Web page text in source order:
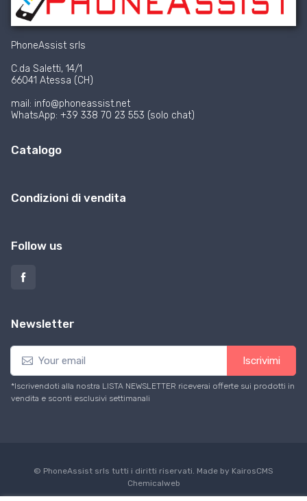
PhoneAssist srls
C.da Saletti, 14/1
66041 Atessa (CH)
mail: info@phoneassist.net
WhatsApp: +39 338 70 23 553 (solo chat)
Catalogo
Condizioni di vendita
Follow us
Newsletter
Iscrivimi
*Iscrivendoti alla nostra LISTA NEWSLETTER riceverai offerte sui prodotti in
vendita e sconti esclusivi settimanali
© PhoneAssist srls tutti i diritti riservati. Made by KairosCMS
Chemicalweb